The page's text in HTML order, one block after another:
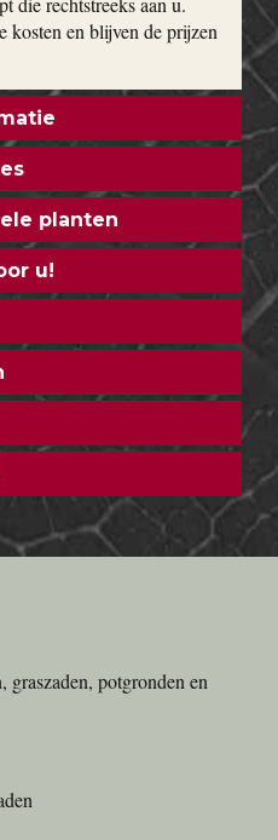
kosten en blijven de prijzen
planten
u!
graszaden, potgronden en